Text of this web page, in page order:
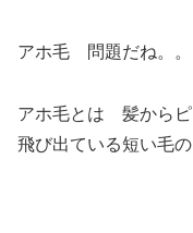
アホ毛 問題だね。。
アホ毛とは 髪からピ
飛び出ている短い毛の